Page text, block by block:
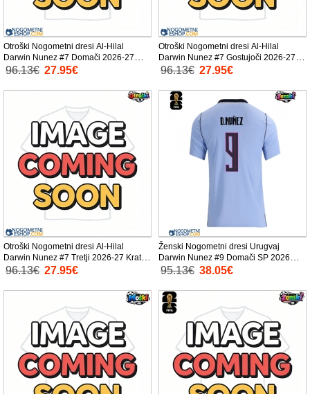
Otroški Nogometni dresi Al-Hilal
Darwin Nunez #7 Domači 2026-27
Kratek Rokav (+ Kratke hlače)
96.13€ 27.95€
Otroški Nogometni dresi Al-Hilal
Darwin Nunez #7 Gostujoči 2026-27
Kratek Rokav (+ Kratke hlače)
96.13€ 27.95€
Otroški Nogometni dresi Al-Hilal
Darwin Nunez #7 Tretji 2026-27 Kratek
Rokav (+ Kratke hlače)
96.13€ 27.95€
Ženski Nogometni dresi Urugvaj
Darwin Nunez #9 Domači SP 2026
Kratek Rokav
95.13€ 38.05€